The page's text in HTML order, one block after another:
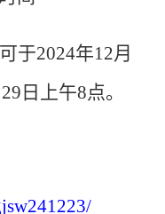
于2024年12月
29 日上午8点。